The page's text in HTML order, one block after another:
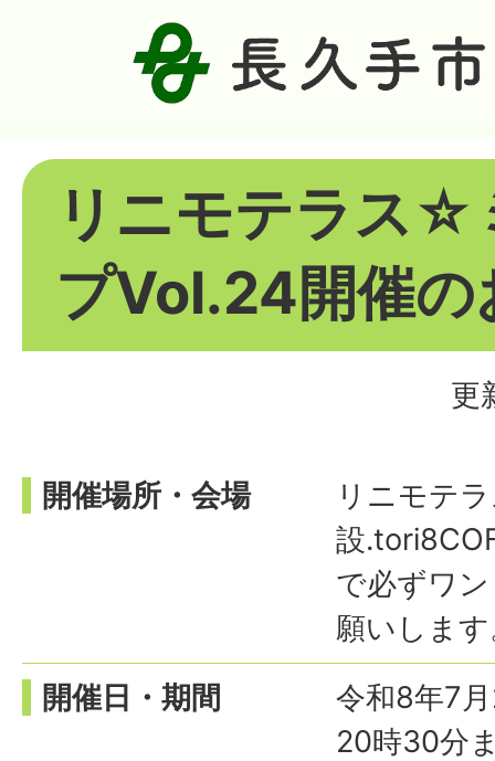
リニモテラス☆
プVol.24開催の
更
開催場所・会場
リニモテ
設
で必ずワ
願いしま
開催日・期間
令和8年7
20時30分